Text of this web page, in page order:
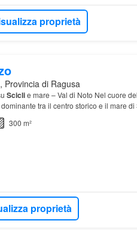
proprietà
Provincia di Ragusa
Sciclie mare – Val di Noto Nel cuore
tra il centro storico e il mare di
con pi…
300 m²
proprietà